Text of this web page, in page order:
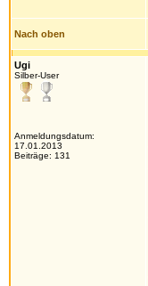
Nach oben
Ugi
Silber-User
Anmeldungsdatum:
17.01.2013
Beiträge: 131